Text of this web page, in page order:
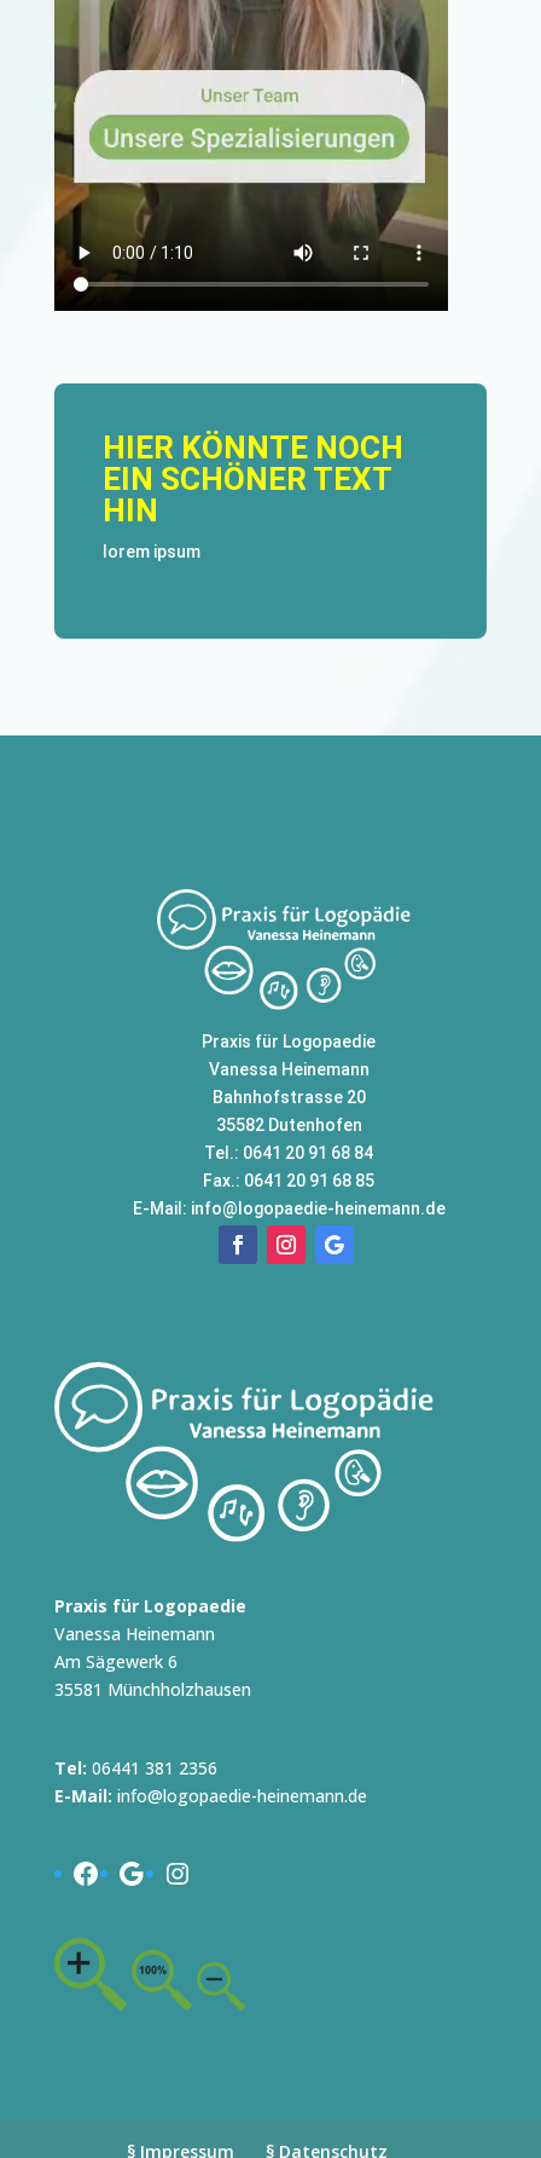
HIER KÖNNTE NOCH
EIN SCHÖNER TEXT
HIN
lorem ipsum
Praxis für Logopaedie
Vanessa Heinemann
Bahnhofstrasse 20
35582 Dutenhofen
Tel.: 0641 20 91 68 84
Fax.: 0641 20 91 68 85
E-Mail: info@logopaedie-heinemann.de
Praxis für Logopaedie
Vanessa Heinemann
Am Sägewerk 6
35581 Münchholzhausen
Tel: 06441 381 2356
E-Mail: info@logopaedie-heinemann.de
Facebook
GoogleInstagram
§ Impressum § Datenschutz